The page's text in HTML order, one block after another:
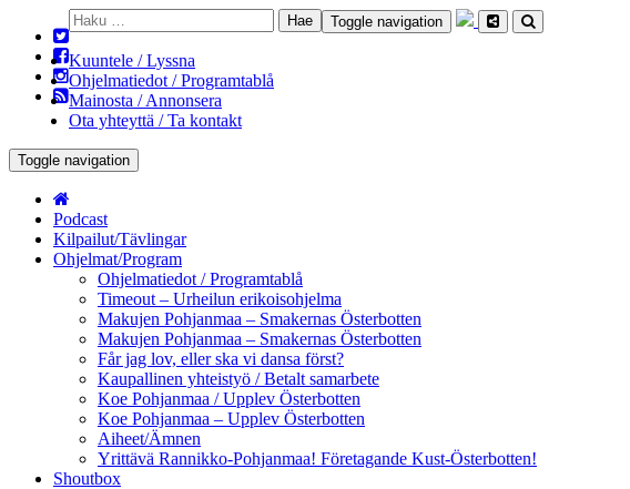
Toggle navigation
Haku:
Kuuntele / Lyssna
Ohjelmatiedot / Programtablå
Mainosta / Annonsera
Ota yhteyttä / Ta kontakt
Toggle navigation
Podcast
Kilpailut/Tävlingar
Ohjelmat/Program
Ohjelmatiedot / Programtablå
Timeout – Urheilun erikoisohjelma
Makujen Pohjanmaa – Smakernas Österbotten
Makujen Pohjanmaa – Smakernas Österbotten
Får jag lov, eller ska vi dansa först?
Kaupallinen yhteistyö / Betalt samarbete
Koe Pohjanmaa / Upplev Österbotten
Koe Pohjanmaa – Upplev Österbotten
Aiheet/Ämnen
Yrittävä Rannikko-Pohjanmaa! Företagande Kust-Österbotten!
Shoutbox